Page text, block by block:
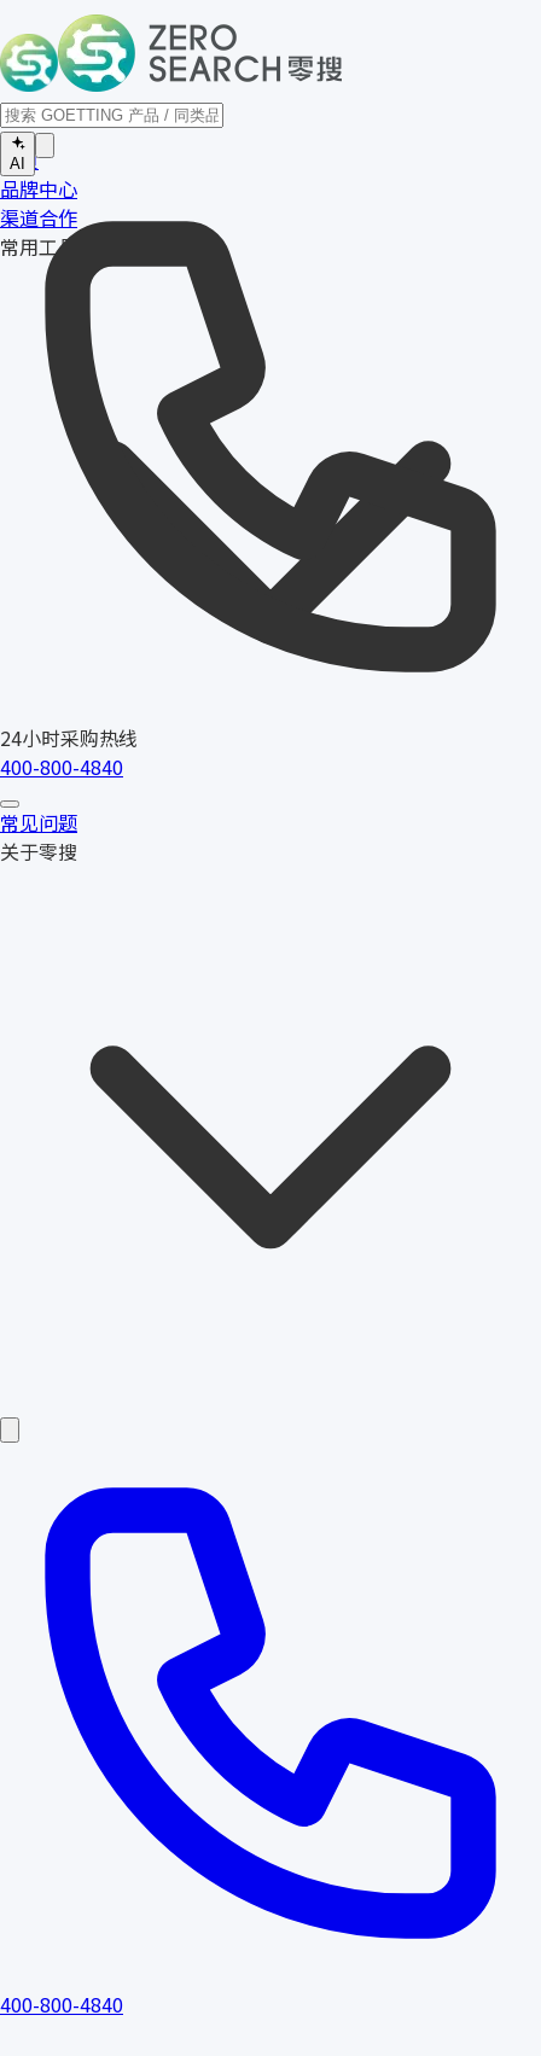
AI
24小时采购热线
400-800-4840
首页
品牌中心
渠道合作
常用工具
常见问题
关于零搜
400-800-4840